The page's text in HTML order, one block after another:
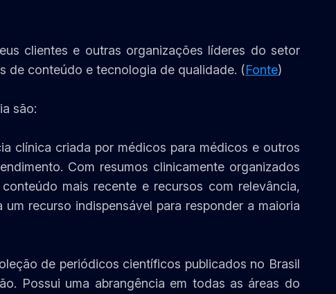
clientes e outras organizações líderes do setor
de conteúdo e tecnologia de qualidade. (Fonte)
são:
clínica criada por médicos para médicos e outros
Com resumos clinicamente organizados
mais recente e recursos com relevância,
recurso indispensável para responder a maioria
de periódicos científicos publicados no Brasil
Possui uma abrangência em todas as áreas do